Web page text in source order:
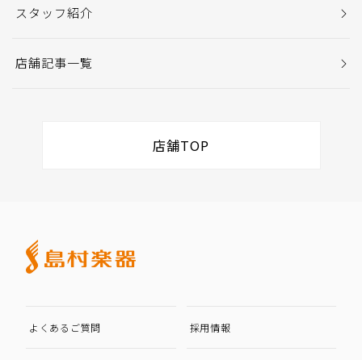
スタッフ紹介
店舗記事一覧
店舗TOP
よくあるご質問 採用情報